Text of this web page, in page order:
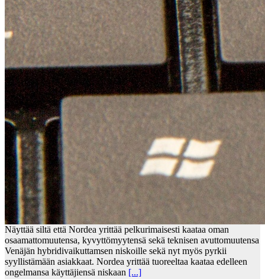
Näyttää siltä että Nordea yrittää pelkurimaisesti kaataa oman
osaamattomuutensa, kyvyttömyytensä sekä teknisen avuttomuutensa
Venäjän hybridivaikuttamsen niskoille sekä nyt myös pyrkii
syyllistämään asiakkaat. Nordea yrittää tuoreeltaa kaataa edelleen
ongelmansa käyttäjiensä niskaan [...]